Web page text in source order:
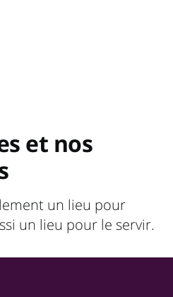
et nos
un lieu pour
un lieu pour le servir.